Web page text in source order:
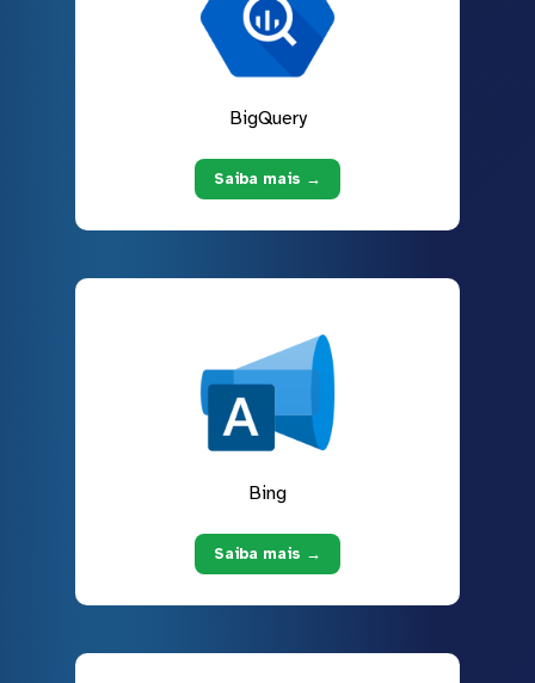
BigQuery
Saiba mais →
Bing
Saiba mais →